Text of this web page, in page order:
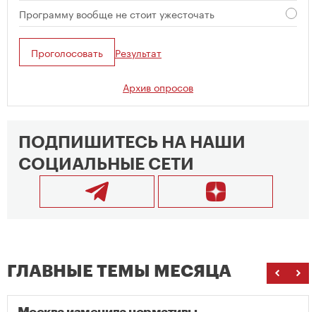
Программу вообще не стоит ужесточать
Проголосовать Результат
Архив опросов
ПОДПИШИТЕСЬ НА НАШИ
СОЦИАЛЬНЫЕ СЕТИ
ГЛАВНЫЕ ТЕМЫ МЕСЯЦА